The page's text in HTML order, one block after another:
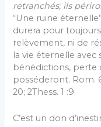
retranchés; ils
“Une ruine
durera pour
relèvement, ni de
la vie éter­nelle avec
bénédictions, perte
posséderont. Rom.
20; 2Thess. 1 :9.
C’est un don